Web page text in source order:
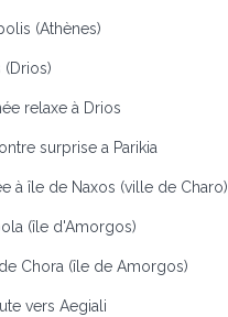
(Athènes)
(Drios)
relaxe à Drios
surprise a Parikia
à île de Naxos (ville de Charo)
(île d'Amorgos)
Chora (île de Amorgos)
vers Aegiali